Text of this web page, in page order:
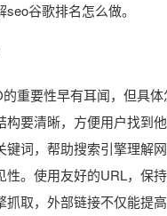
谷歌排名怎么做。
重要性早有耳闻，但具体
构要清晰，方便用户找到
键词，帮助搜索引擎理解
性。使用友好的URL，保
抓取，外部链接不仅能提